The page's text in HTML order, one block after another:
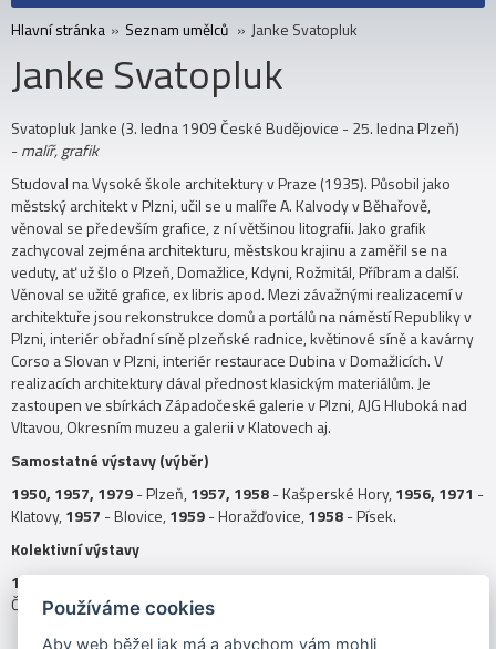
Hlavní stránka » Seznam umělců » Janke Svatopluk
Janke Svatopluk
Svatopluk Janke (3. ledna 1909 České Budějovice - 25. ledna Plzeň)
-malíř, grafik
Studoval na Vysoké škole architektury v Praze (1935). Působil jako
městský architekt v Plzni, učil se u malíře A. Kalvody v Běhařově,
věnoval se především grafice, z ní většinou litografii. Jako grafik
zachycoval zejména architekturu, městskou krajinu a zaměřil se na
veduty, ať už šlo o Plzeň, Domažlice, Kdyni, Rožmitál, Příbram a další.
Věnoval se užité grafice, ex libris apod. Mezi závažnými realizacemí v
architektuře jsou rekonstrukce domů a portálů na náměstí Republiky v
Plzni, interiér obřadní síně plzeňské radnice, květinové síně a kavárny
Corso a Slovan v Plzni, interiér restaurace Dubina v Domažlicích. V
realizacích architektury dával přednost klasickým materiálům. Je
zastoupen ve sbírkách Západočeské galerie v Plzni, AJG Hluboká nad
Vltavou, Okresním muzeu a galerii v Klatovech aj.
Samostatné výstavy (výběr)
1950, 1957, 1979- Plzeň,1957, 1958- Kašperské Hory,1956, 1971 -
Klatovy,1957 - Blovice,1959- Horažďovice,1958- Písek.
Kolektivní výstavy
1950,1951- Praha, Výtvarná úroda,1985- Plzeň, Masné krámy,
Členská družební výstava,1987
Používáme cookies
Aby web běžel jak má a abychom vám mohli